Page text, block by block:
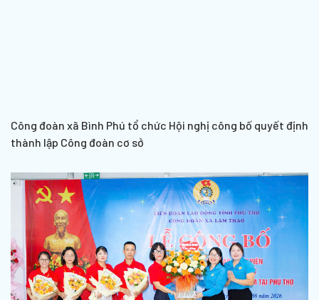
Công đoàn xã Bình Phú tổ chức Hội nghị công bố quyết định
thành lập Công đoàn cơ sở